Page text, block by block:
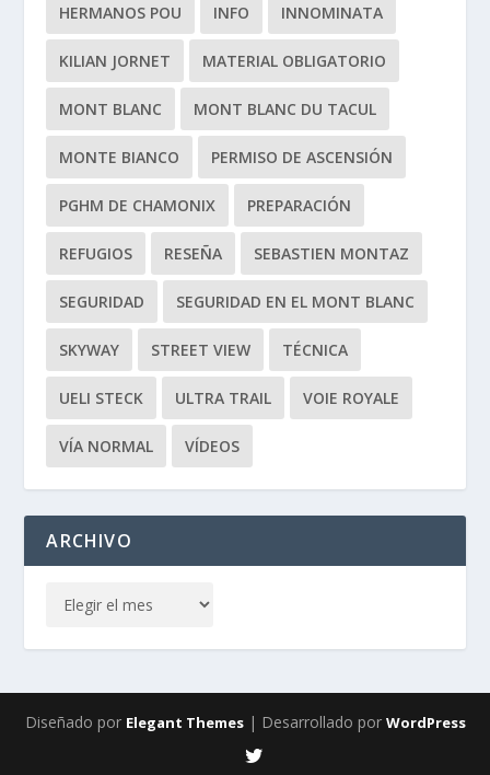
HERMANOS POU INFO INNOMINATA
KILIAN JORNET MATERIAL OBLIGATORIO
MONT BLANC MONT BLANC DU TACUL
MONTE BIANCO PERMISO DE ASCENSIÓN
PGHM DE CHAMONIX PREPARACIÓN
REFUGIOS RESEÑA SEBASTIEN MONTAZ
SEGURIDAD SEGURIDAD EN EL MONT BLANC
SKYWAY STREET VIEW TÉCNICA
UELI STECK ULTRA TRAIL VOIE ROYALE
VÍA NORMAL VÍDEOS
ARCHIVO
Diseñado por Elegant Themes| Desarrollado por WordPress